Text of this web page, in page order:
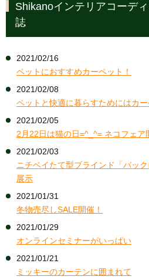
Shikanoインテリアコーデ
誌
2021/02/16
ペットにおすすめカーペット！
2021/02/08
ペットと快適に暮らすためにはカー
2021/02/05
2月22日は猫の日=^_^= ネコフェア
2021/02/03
ニチベイたて型ブラインド「バッ
展示
2021/01/31
冬物売尽しSALE開催！
2021/01/29
オンラインセミナーがいっぱい
2021/01/21
ミッキーのカーテンに囲まれて